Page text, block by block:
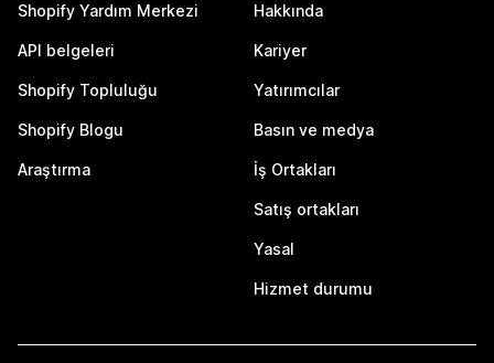
Shopify Yardım Merkezi
API belgeleri
Shopify Topluluğu
Shopify Blogu
Araştırma
Hakkında
Kariyer
Yatırımcılar
Basın ve medya
İş Ortakları
Satış ortakları
Yasal
Hizmet durumu